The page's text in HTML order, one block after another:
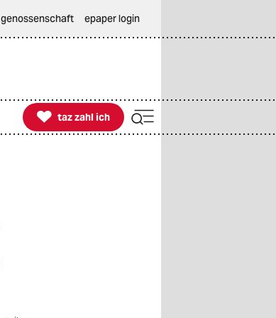
genossenschaft epaper login

taz zahl ich
taz zahl ich